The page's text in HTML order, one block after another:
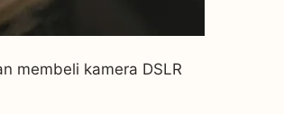
membeli kamera DSLR